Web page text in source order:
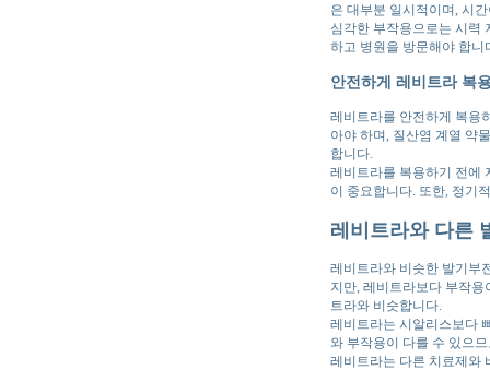
은 대부분 일시적이며, 시
심각한 부작용으로는 시력
하고 병원을 방문해야 합니
안전하게 레비트라 복
레비트라를 안전하게 복용
아야 하며, 질산염 계열 약
합니다.
레비트라를 복용하기 전에
이 중요합니다. 또한, 정기
레비트라와 다른
레비트라와 비슷한 발기부
지만, 레비트라보다 부작
트라와 비슷합니다.
레비트라는 시알리스보다
와 부작용이 다를 수 있으
레비트라는 다른 치료제와